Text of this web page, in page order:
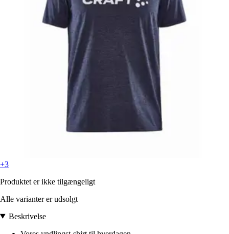
+3
Produktet er ikke tilgængeligt
Alle varianter er udsolgt
Beskrivelse